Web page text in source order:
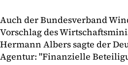
Auch der Bundesverband
Vorschlag des
Hermann Albers sagte der
Agentur: "Finanzielle